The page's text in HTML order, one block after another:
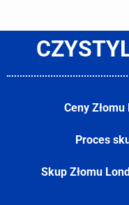
Ceny
Proces
Skup Złomu